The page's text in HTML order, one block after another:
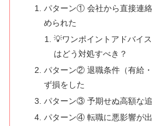
パターン① 会社から直接連
められた
💡ワンポイントアドバイ
はどう対処すべき？
パターン② 退職条件（有給
ず損をした
パターン③ 予期せぬ高額な
パターン④ 転職に悪影響が